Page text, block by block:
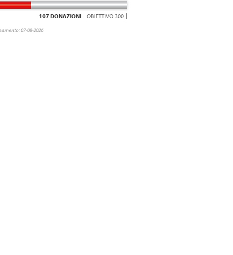
107 DONAZIONI OBIETTIVO 300
07-08-2026